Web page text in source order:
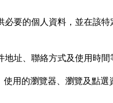
要的個人資料，並在該
址、聯絡方式及使用時間
用的瀏覽器、瀏覽及點